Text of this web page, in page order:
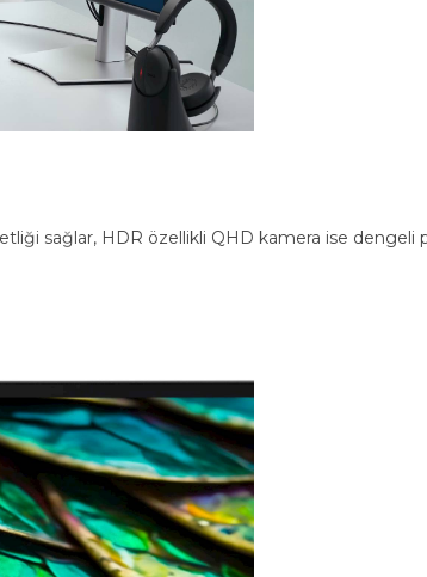
sağlar, HDR özellikli QHD kamera ise dengeli